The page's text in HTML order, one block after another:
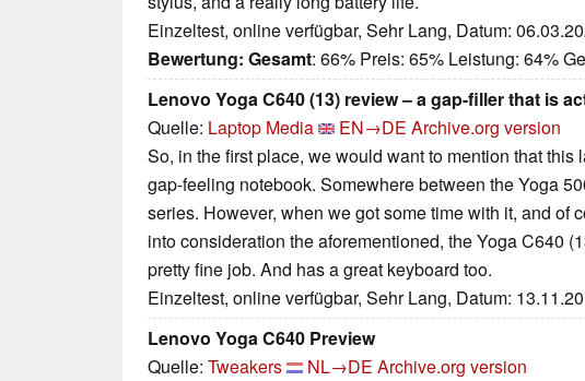
Einzeltest, online verfügbar, Sehr Lang, Datum:
Bewertung: Gesamt: 66% Preis: 65% Leistung: 64%
Lenovo Yoga C640 (13) review – a gap-filler that is
Quelle: Laptop Media EN→DE Archive.org version
So, in the first place, we would want to mention that this
gap-feeling notebook. Somewhere between the Yoga
series. However, when we got some time with it, and of
into consideration the aforementioned, the Yoga C640
pretty fine job. And has a great keyboard too.
Einzeltest, online verfügbar, Sehr Lang, Datum:
Lenovo Yoga C640 Preview
Quelle: Tweakers NL→DE Archive.org version